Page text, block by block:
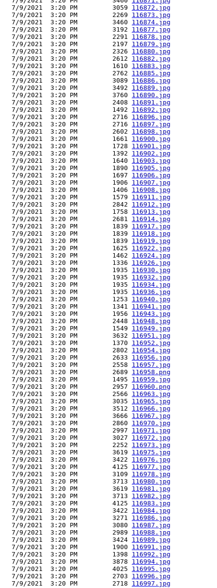
  7/9/2021  3:20 PM         3059
116872.jpg
  7/9/2021  3:20 PM         2269
116873.jpg
  7/9/2021  3:20 PM         3460
116874.jpg
  7/9/2021  3:20 PM         3192
116877.jpg
  7/9/2021  3:20 PM         2291
116878.jpg
  7/9/2021  3:20 PM         2197
116879.jpg
  7/9/2021  3:20 PM         2326
116880.jpg
  7/9/2021  3:20 PM         2612
116882.jpg
  7/9/2021  3:20 PM         1610
116883.jpg
  7/9/2021  3:20 PM         2762
116885.jpg
  7/9/2021  3:20 PM         3089
116886.jpg
  7/9/2021  3:20 PM         3492
116889.jpg
  7/9/2021  3:20 PM         3760
116890.jpg
  7/9/2021  3:20 PM         2408
116891.jpg
  7/9/2021  3:20 PM         1492
116892.jpg
  7/9/2021  3:20 PM         2716
116896.jpg
  7/9/2021  3:20 PM         2716
116897.jpg
  7/9/2021  3:20 PM         2602
116898.jpg
  7/9/2021  3:20 PM         1661
116900.jpg
  7/9/2021  3:20 PM         1728
116901.jpg
  7/9/2021  3:20 PM         1392
116902.jpg
  7/9/2021  3:20 PM         1640
116903.jpg
  7/9/2021  3:20 PM         1890
116905.jpg
  7/9/2021  3:20 PM         1697
116906.jpg
  7/9/2021  3:20 PM         1906
116907.jpg
  7/9/2021  3:20 PM         1406
116908.jpg
  7/9/2021  3:20 PM         1579
116911.jpg
  7/9/2021  3:20 PM         2842
116912.jpg
  7/9/2021  3:20 PM         1758
116913.jpg
  7/9/2021  3:20 PM         2681
116914.jpg
  7/9/2021  3:20 PM         1839
116917.jpg
  7/9/2021  3:20 PM         1839
116918.jpg
  7/9/2021  3:20 PM         1839
116919.jpg
  7/9/2021  3:20 PM         1625
116922.jpg
  7/9/2021  3:20 PM         1462
116924.jpg
  7/9/2021  3:20 PM         1336
116926.jpg
  7/9/2021  3:20 PM         1935
116930.jpg
  7/9/2021  3:20 PM         1935
116932.jpg
  7/9/2021  3:20 PM         1935
116934.jpg
  7/9/2021  3:20 PM         1935
116936.jpg
  7/9/2021  3:20 PM         1253
116940.jpg
  7/9/2021  3:20 PM         1341
116941.jpg
  7/9/2021  3:20 PM         1956
116943.jpg
  7/9/2021  3:20 PM         2448
116948.jpg
  7/9/2021  3:20 PM         1549
116949.jpg
  7/9/2021  3:20 PM         3632
116951.jpg
  7/9/2021  3:20 PM         1370
116952.jpg
  7/9/2021  3:20 PM         2802
116954.jpg
  7/9/2021  3:20 PM         2633
116956.jpg
  7/9/2021  3:20 PM         2558
116957.jpg
  7/9/2021  3:20 PM         2689
116958.png
  7/9/2021  3:20 PM         1495
116959.jpg
  7/9/2021  3:20 PM         2957
116960.png
  7/9/2021  3:20 PM         2566
116963.jpg
  7/9/2021  3:20 PM         3035
116965.jpg
  7/9/2021  3:20 PM         3512
116966.jpg
  7/9/2021  3:20 PM         3666
116967.jpg
  7/9/2021  3:20 PM         2860
116970.jpg
  7/9/2021  3:20 PM         2997
116971.jpg
  7/9/2021  3:20 PM         3027
116972.jpg
  7/9/2021  3:20 PM         2252
116973.jpg
  7/9/2021  3:20 PM         3619
116975.jpg
  7/9/2021  3:20 PM         3422
116976.jpg
  7/9/2021  3:20 PM         4125
116977.jpg
  7/9/2021  3:20 PM         3109
116978.jpg
  7/9/2021  3:20 PM         3713
116980.jpg
  7/9/2021  3:20 PM         3619
116981.jpg
  7/9/2021  3:20 PM         3713
116982.jpg
  7/9/2021  3:20 PM         4125
116983.jpg
  7/9/2021  3:20 PM         3422
116984.jpg
  7/9/2021  3:20 PM         3271
116986.jpg
  7/9/2021  3:20 PM         3080
116987.jpg
  7/9/2021  3:20 PM         2989
116988.jpg
  7/9/2021  3:20 PM         3424
116989.jpg
  7/9/2021  3:20 PM         1900
116991.jpg
  7/9/2021  3:20 PM         1398
116992.jpg
  7/9/2021  3:20 PM         3878
116994.jpg
  7/9/2021  3:20 PM         4025
116995.jpg
  7/9/2021  3:20 PM         2703
116996.jpg
  7/9/2021  3:20 PM         2718
116997.jpg